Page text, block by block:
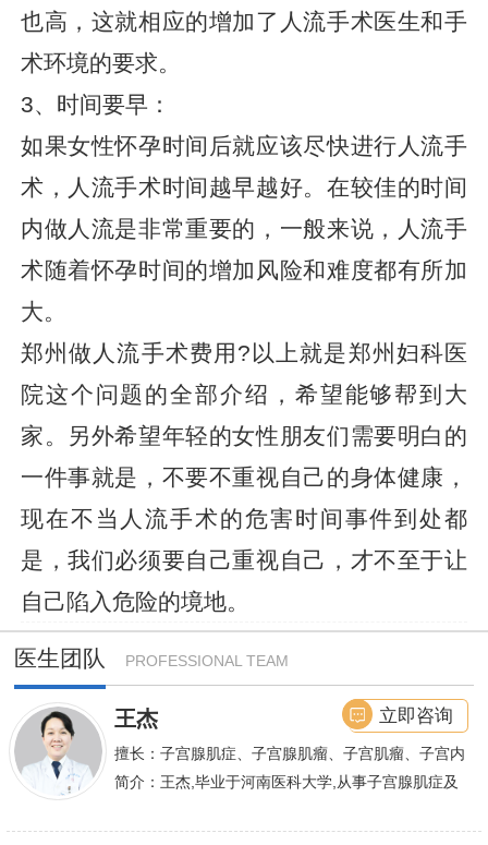
也高，这就相应的增加了人流手术医生和手
术环境的要求。
3、时间要早：
如果女性怀孕时间后就应该尽快进行人流手
术，人流手术时间越早越好。在较佳的时间
内做人流是非常重要的，一般来说，人流手
术随着怀孕时间的增加风险和难度都有所加
大。
郑州做人流手术费用?以上就是郑州妇科医
院这个问题的全部介绍，希望能够帮到大
家。另外希望年轻的女性朋友们需要明白的
一件事就是，不要不重视自己的身体健康，
现在不当人流手术的危害时间事件到处都
是，我们必须要自己重视自己，才不至于让
自己陷入危险的境地。
医生团队 PROFESSIONAL TEAM
王杰
擅长：子宫腺肌症、子宫腺肌瘤、子宫肌瘤、子宫内
膜异位症等,长年致力于妇科微创手术及显微妇科手
简介：王杰,毕业于河南医科大学,从事子宫腺肌症及
立即咨询